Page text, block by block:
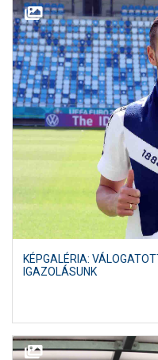
KÉPGALÉRIA:
IGAZOLÁSUNK